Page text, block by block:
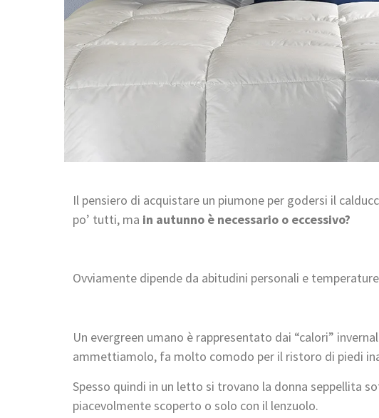
Il pensiero di acquistare un piumone per godersi il
po’ tutti, ma in autunno è necessario o eccessivo?
Ovviamente dipende da abitudini personali e
Un evergreen umano è rappresentato dai “calori”
ammettiamolo, fa molto comodo per il ristoro di piedi
Spesso quindi in un letto si trovano la donna seppellita
piacevolmente scoperto o solo con il lenzuolo.